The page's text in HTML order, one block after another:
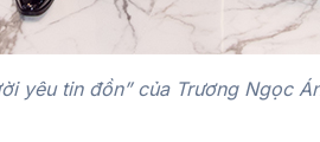
yêu tin đồn” của Trương Ngọc